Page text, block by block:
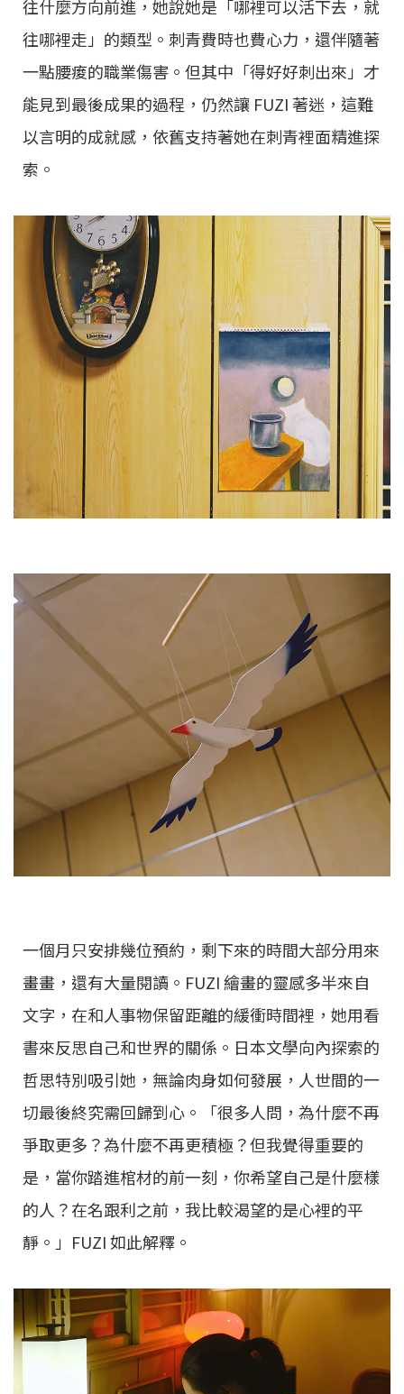
往什麼方向前進，她說她是「哪裡可以活下去，就
往哪裡走」的類型。刺青費時也費心力，還伴隨著
一點腰痠的職業傷害。但其中「得好好刺出來」才
能見到最後成果的過程，仍然讓 FUZI 著迷，這難
以言明的成就感，依舊支持著她在刺青裡面精進探
索。
一個月只安排幾位預約，剩下來的時間大部分用來
畫畫，還有大量閱讀。FUZI 繪畫的靈感多半來自
文字，在和人事物保留距離的緩衝時間裡，她用看
書來反思自己和世界的關係。日本文學向內探索的
哲思特別吸引她，無論肉身如何發展，人世間的一
切最後終究需回歸到心。「很多人問，為什麼不再
爭取更多？為什麼不再更積極？但我覺得重要的
是，當你踏進棺材的前一刻，你希望自己是什麼樣
的人？在名跟利之前，我比較渴望的是心裡的平
靜。」FUZI 如此解釋。